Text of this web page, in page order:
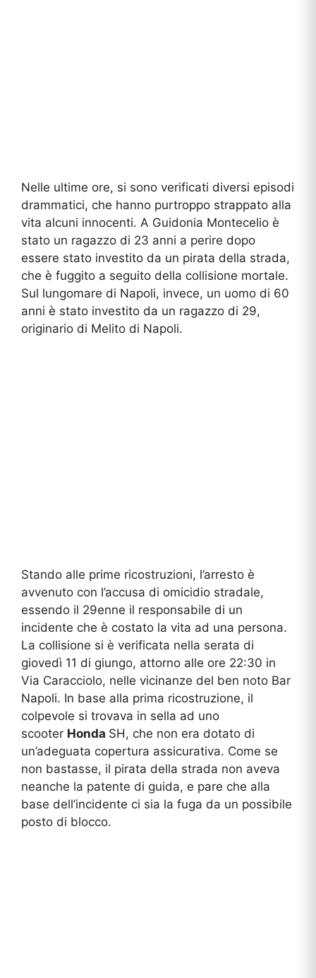
Nelle ultime ore, si sono verificati diversi episodi
drammatici, che hanno purtroppo strappato alla
vita alcuni innocenti. A Guidonia Montecelio è
stato un ragazzo di 23 anni a perire dopo
essere stato investito da un pirata della strada,
che è fuggito a seguito della collisione mortale.
Sul lungomare di Napoli, invece, un uomo di 60
anni è stato investito da un ragazzo di 29,
originario di Melito di Napoli.
Stando alle prime ricostruzioni, l’arresto è
avvenuto con l’accusa di omicidio stradale,
essendo il 29enne il responsabile di un
incidente che è costato la vita ad una persona.
La collisione si è verificata nella serata di
giovedì 11 di giungo, attorno alle ore 22:30 in
Via Caracciolo, nelle vicinanze del ben noto Bar
Napoli. In base alla prima ricostruzione, il
colpevole si trovava in sella ad uno
scooter Honda SH, che non era dotato di
un’adeguata copertura assicurativa. Come se
non bastasse, il pirata della strada non aveva
neanche la patente di guida, e pare che alla
base dell’incidente ci sia la fuga da un possibile
posto di blocco.